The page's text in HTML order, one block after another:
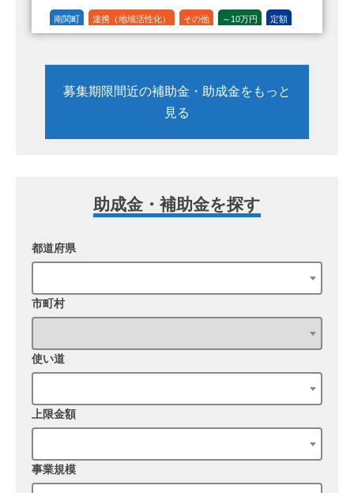
南関町 連携（地域活性化） その他 ～10万円 定額
募集期限間近の補助金・助成金をもっと
見る
助成金・補助金を探す
都道府県
市町村
使い道
上限金額
事業規模